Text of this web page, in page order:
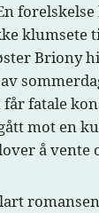
klumsete
Briony
fatale
mot en
å vente